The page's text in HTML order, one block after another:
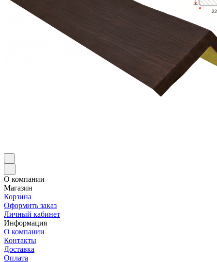
О компании
Магазин
Корзина
Оформить заказ
Личный кабинет
Информация
О компании
Контакты
Доставка
Оплата